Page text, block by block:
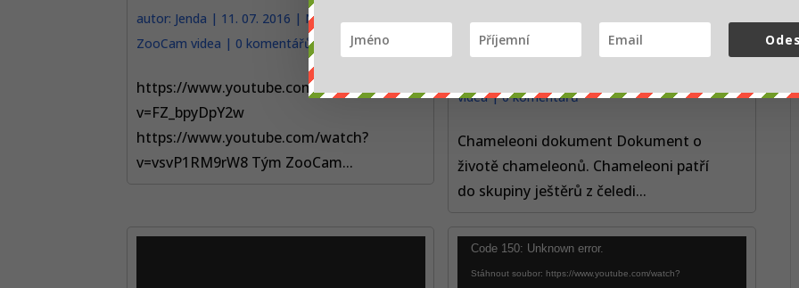
autor: Jenda | 11. 07. 2016 | Naučná videa
ZooCam videa | 0 komentářů
https://www.youtube.com/watch?
v=FZ_bpyDpY2w
https://www.youtube.com/watch?
v=vsvP1RM9rW8 Tým ZooCam...
Chameleoni – pouštní draci
videa|0 komentářů
Chameleoni dokument Dokument o
životě chameleonů. Chameleoni patří
do skupiny ještěrů z čeledi...
Video
přehrávač
Code 150: Unknown error.
Stáhnout soubor: https://www.youtube.com/watch?